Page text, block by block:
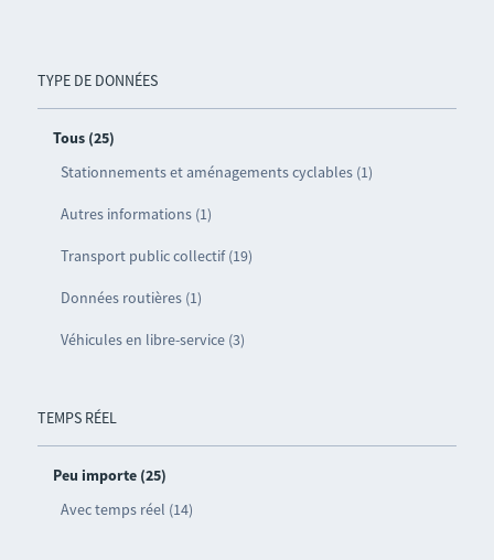
TYPE DE DONNÉES
Tous (25)
Stationnements et aménagements cyclables (1)
Autres informations (1)
Transport public collectif (19)
Données routières (1)
Véhicules en libre-service (3)
TEMPS RÉEL
Peu importe (25)
Avec temps réel (14)